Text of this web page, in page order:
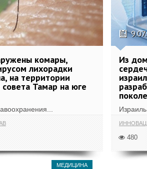
комары,
лихорадки
на территории
совета Тамар на юге
Из
Израиль
480
МЕДИЦИНА